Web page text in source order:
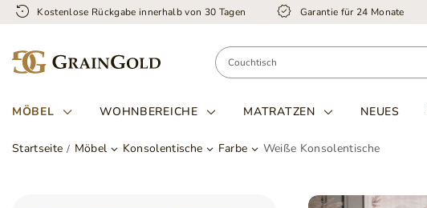
Kostenlose Rückgabe innerhalb von 30 Tagen Garantie für 24 Monate
MÖBEL WOHNBEREICHE MATRATZEN NEUES
Startseite Möbel Konsolentische Farbe Weiße Konsolentische